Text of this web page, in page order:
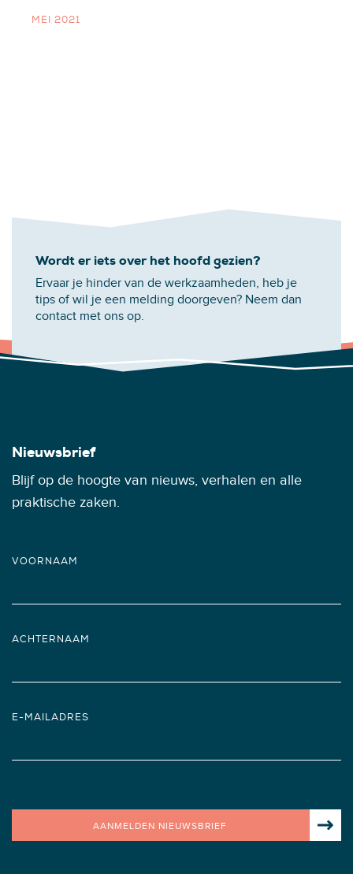
MEI 2021
Wordt er iets over het hoofd gezien?
Ervaar je hinder van de werkzaamheden, heb je
tips of wil je een melding doorgeven? Neem dan
contact met ons op.
Nieuwsbrief
Blijf op de hoogte van nieuws, verhalen en alle
praktische zaken.
VOORNAAM
ACHTERNAAM
E-MAILADRES
AANMELDEN NIEUWSBRIEF